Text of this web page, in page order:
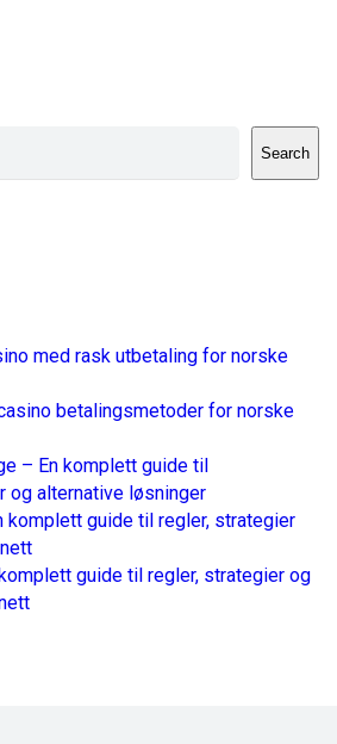
Search
med rask utbetaling for norske
betalingsmetoder for norske
– En komplett guide til
og alternative løsninger
komplett guide til regler, strategier
guide til regler, strategier og